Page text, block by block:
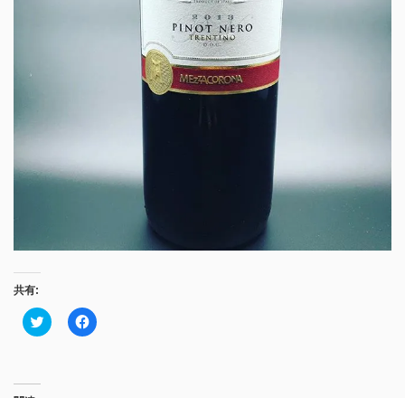
共有:
ク
リ
Facebook
で